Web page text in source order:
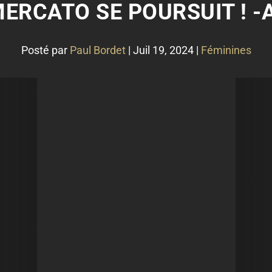
SE POURSUIT ! -
Posté par Paul Bordet| Juil 19, 2024| Féminines